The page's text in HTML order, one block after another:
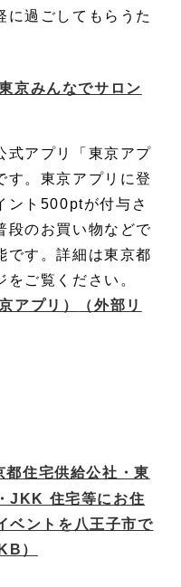
に過ごしてもらうた
京みんなでサロン
式アプリ「東京アプ
す。東京アプリに登
ント500ptが付与さ
段のお買い物などで
です。詳細は東京都
ご覧ください。
アプリ）
（外部リ
都住宅供給公社・東
JKK 住宅等にお住
ベントを八王子市で
）